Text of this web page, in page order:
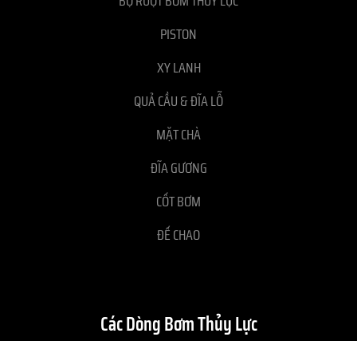
PISTON
XY LANH
QUẢ CẦU & ĐĨA LỖ
MẶT CHÀ
ĐĨA GƯƠNG
CỐT BƠM
ĐẾ CHAO
Các Dòng Bơm Thủy Lực